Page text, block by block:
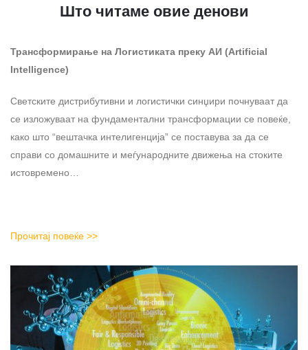
Што читаме овие денови
Трансформирање на Логистиката преку АИ (Artificial
Intelligence)
Светските дистрибутивни и логистички синџири почнуваат да
се изложуваат на фундаментални трансформации се повеќе,
како што “вештачка интелигенција” се поставува за да се
справи со домашните и меѓународните движења на стоките
истовремено…
Прочитај повеќе >>